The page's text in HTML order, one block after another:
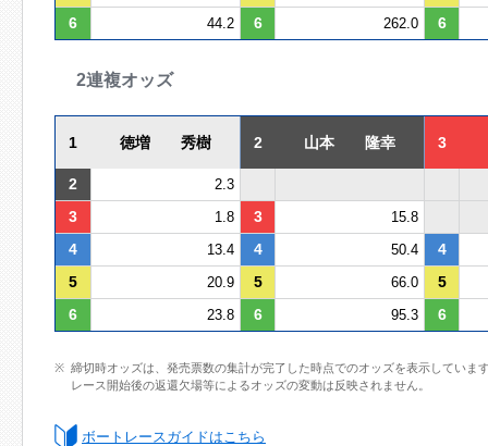
6
44.2 6 262.0 6
2連複オッズ
1 徳増 秀樹 2 山本 隆幸 3
2 2.3
3 1.8 3 15.8
4 13.4 4 50.4
4
5
20.9 5 66.0
5
6
23.8 6 95.3 6
締切時オッズは、発売票数の集計が完了した時点でのオッズを表示していま
レース開始後の返還欠場等によるオッズの変動は反映されません。
ボートレースガイドはこちら